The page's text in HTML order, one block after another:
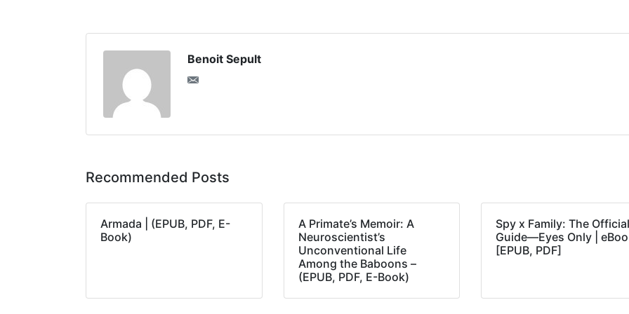
Benoit Sepult
Recommended Posts
Armada | (EPUB, PDF, E-
Book)
A Primate’s Memoir: A
Neuroscientist’s
Unconventional Life
Among the Baboons –
(EPUB, PDF, E-Book)
Spy x Family: The
Guide―Eyes Only |
[EPUB, PDF]